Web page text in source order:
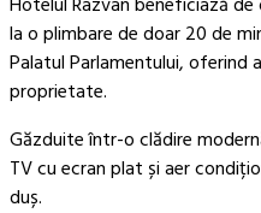
la o plimbare de doar 20 de
Palatul Parlamentului, oferind
proprietate.
Găzduite într-o clădire
TV cu ecran plat și aer
duș.